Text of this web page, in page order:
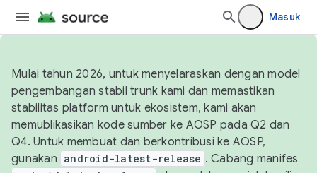
Masuk
Mulai tahun 2026, untuk menyelaraskan dengan model
pengembangan stabil trunk kami dan memastikan
stabilitas platform untuk ekosistem, kami akan
memublikasikan kode sumber ke AOSP pada Q2 dan
Q4. Untuk membuat dan berkontribusi ke AOSP,
gunakan android-latest-release . Cabang manifes